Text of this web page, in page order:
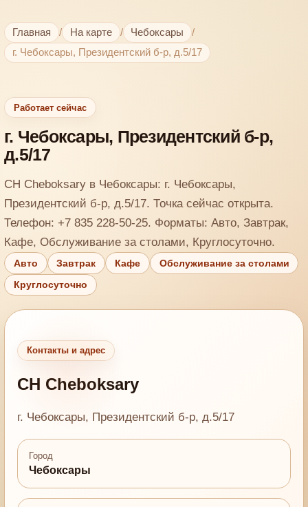
Главная / На карте / Чебоксары
/
г. Чебоксары, Президентский б-р, д.5/17
Работает сейчас
г. Чебоксары, Президентский б-р,
д.5/17
CH Cheboksary в Чебоксары: г. Чебоксары,
Президентский б-р, д.5/17. Точка сейчас открыта.
Телефон: +7 835 228-50-25. Форматы: Авто, Завтрак,
Кафе, Обслуживание за столами, Круглосуточно.
Авто Завтрак Кафе Обслуживание за столами
Круглосуточно
Контакты и адрес
CH Cheboksary
г. Чебоксары, Президентский б-р, д.5/17
Город
Чебоксары